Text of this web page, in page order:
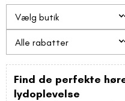
Find de perfekte
lydoplevelse